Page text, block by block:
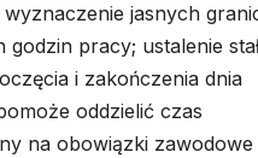
jasnych
godzin pracy; ustalenie
i zakończenia dnia
oddzielić czas
na obowiązki zawodowe